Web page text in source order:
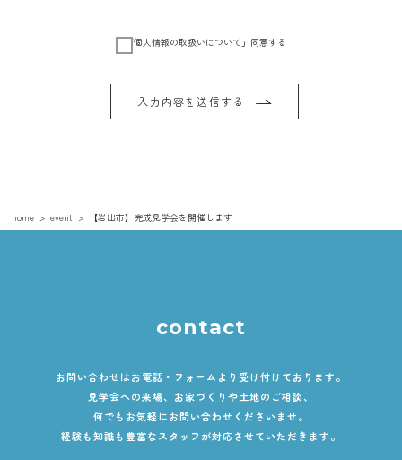
「個人情報の取扱いについて 」同意する
home event 【岩出市】完成見学会を開催します
contact
お問い合わせはお電話・フォームより受け付けております。
見学会への来場、お家づくりや土地のご相談、
何でもお気軽にお問い合わせくださいませ。
経験も知識も豊富なスタッフが対応させていただきます。